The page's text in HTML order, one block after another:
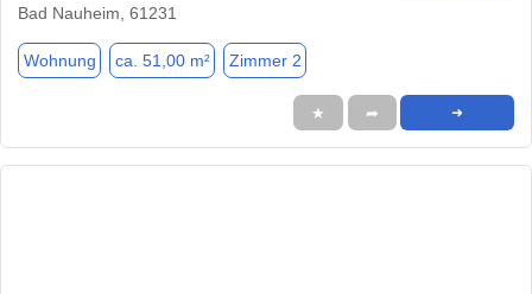
Bad Nauheim, 61231
Wohnung ca. 51,00 m² Zimmer 2
★ ➦ ➜